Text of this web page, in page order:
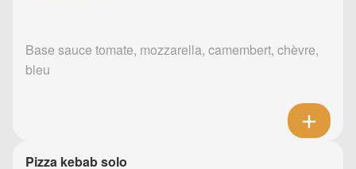
Base sauce tomate, mozzarella, camembert, chèvre,
bleu
Pizza kebab solo